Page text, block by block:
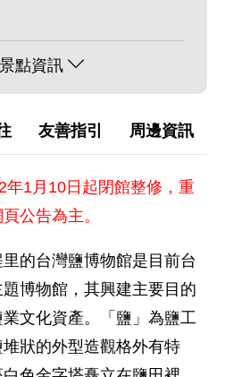
點資訊
友善指引 周邊資訊
1月10日起閉館整修，重
公告為主。
的台灣鹽博物館是目前台
博物館，其興建主要目的
文化資產。「鹽」為鹽工
狀的外型造觀格外有特